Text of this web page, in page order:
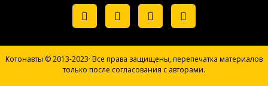
Котонавты © 2013-2023· Все права защищены, перепечатка материалов
только после согласования с авторами.